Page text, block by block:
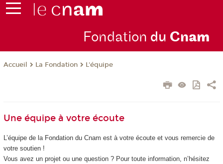
Fondation du Cnam
Accueil La Fondation L'équipe
Une équipe à votre écoute
L’équipe de la Fondation du Cnam est à votre écoute et vous remercie de
votre soutien !
Vous avez un projet ou une question ? Pour toute information, n’hésitez